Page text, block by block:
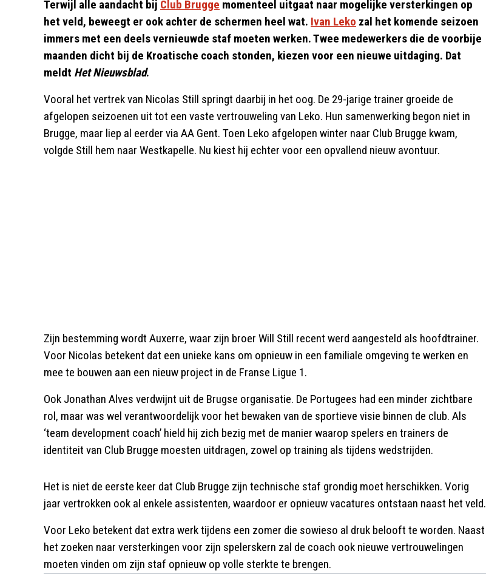
Terwijl alle aandacht bij Club Brugge momenteel uitgaat naar mogelijke versterkingen op
het veld, beweegt er ook achter de schermen heel wat. Ivan Leko zal het komende seizoen
immers met een deels vernieuwde staf moeten werken. Twee medewerkers die de voorbije
maanden dicht bij de Kroatische coach stonden, kiezen voor een nieuwe uitdaging. Dat
meldt Het Nieuwsblad.
Vooral het vertrek van Nicolas Still springt daarbij in het oog. De 29-jarige trainer groeide de
afgelopen seizoenen uit tot een vaste vertrouweling van Leko. Hun samenwerking begon niet in
Brugge, maar liep al eerder via AA Gent. Toen Leko afgelopen winter naar Club Brugge kwam,
volgde Still hem naar Westkapelle. Nu kiest hij echter voor een opvallend nieuw avontuur.
Zijn bestemming wordt Auxerre, waar zijn broer Will Still recent werd aangesteld als hoofdtrainer.
Voor Nicolas betekent dat een unieke kans om opnieuw in een familiale omgeving te werken en
mee te bouwen aan een nieuw project in de Franse Ligue 1.
Ook Jonathan Alves verdwijnt uit de Brugse organisatie. De Portugees had een minder zichtbare
rol, maar was wel verantwoordelijk voor het bewaken van de sportieve visie binnen de club. Als
‘team development coach’ hield hij zich bezig met de manier waarop spelers en trainers de
identiteit van Club Brugge moesten uitdragen, zowel op training als tijdens wedstrijden.
Het is niet de eerste keer dat Club Brugge zijn technische staf grondig moet herschikken. Vorig
jaar vertrokken ook al enkele assistenten, waardoor er opnieuw vacatures ontstaan naast het veld.
Voor Leko betekent dat extra werk tijdens een zomer die sowieso al druk belooft te worden. Naast
het zoeken naar versterkingen voor zijn spelerskern zal de coach ook nieuwe vertrouwelingen
moeten vinden om zijn staf opnieuw op volle sterkte te brengen.